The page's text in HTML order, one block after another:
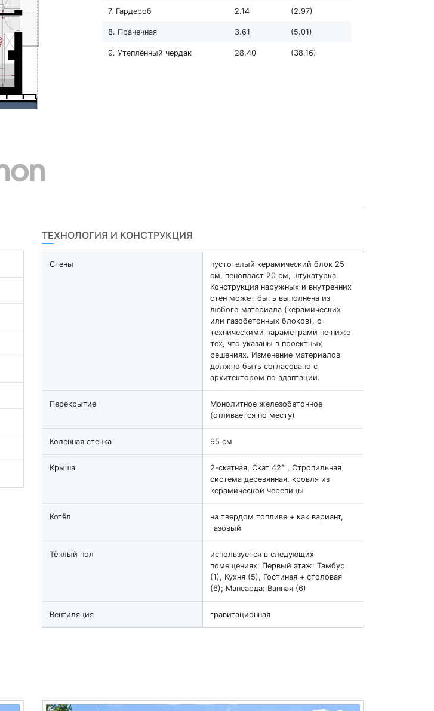
7. Гардероб 2.14 (2.97)
8. Прачечная 3.61 (5.01)
9. Утеплённый чердак 28.40 (38.16)
ТЕХНОЛОГИЯ И КОНСТРУКЦИЯ
Стены
пустотелый керамический блок 25
см, пенопласт 20 см, штукатурка.
Конструкция наружных и внутренних
стен может быть выполнена из
любого материала (керамических
или газобетонных блоков), с
техническими параметрами не ниже
тех, что указаны в проектных
решениях. Изменение материалов
должно быть согласовано с
архитектором по адаптации.
Перекрытие
Монолитное железобетонное
(отливается по месту)
Коленная стенка 95 см
Крыша
2-скатная, Скат 42° , Стропильная
система деревянная, кровля из
керамической черепицы
Котёл
на твердом топливе + как вариант,
газовый
Тёплый пол
используется в следующих
помещениях: Первый этаж: Тамбур
(1), Кухня (5), Гостиная + столовая
(6); Мансарда: Ванная (6)
Вентиляция гравитационная